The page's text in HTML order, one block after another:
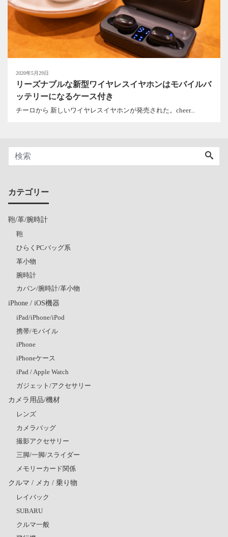
2020年5月29日
リーズナブルな新型ワイヤレスイヤホンはモバイルバ
ッテリーになるケース付き
チーロから 新しいワイヤレスイヤホンが発売された。cheer...
カテゴリー
鞄/革/腕時計
鞄
ひらくPCバッグ系
革小物
腕時計
カバン/腕時計/革小物
iPhone / iOS機器
iPad/iPhone/iPod
携帯/モバイル
iPhone
iPhoneケース
iPad / Apple Watch
ガジェット/アクセサリー
カメラ用品/機材
レンズ
カメラバッグ
撮影アクセサリー
三脚/一脚/スライダー
メモリーカード関係
クルマ / メカ / 乗り物
レイバック
SUBARU
クルマ一般